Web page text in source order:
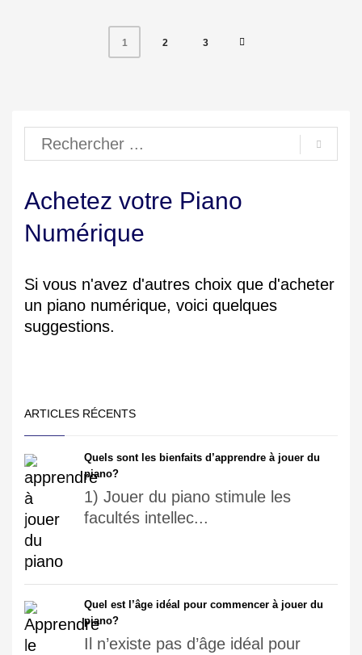
1 2 3
Achetez votre Piano
Numérique
Si vous n'avez d'autres choix que d'acheter
un piano numérique, voici quelques
suggestions.
ARTICLES RÉCENTS
Quels sont les bienfaits d’apprendre à jouer du
piano?
1) Jouer du piano stimule les
facultés intellec...
Quel est l’âge idéal pour commencer à jouer du
piano?
Il n’existe pas d’âge idéal pour